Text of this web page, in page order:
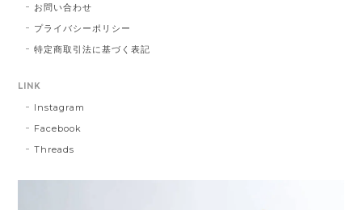
お問い合わせ
プライバシーポリシー
特定商取引法に基づく表記
LINK
Instagram
Facebook
Threads